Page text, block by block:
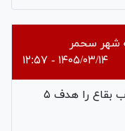
۱۴۰۵/۰۳/۱۴ - ۱۲:۵۷
رژیم صهیونیستی شهر سحمر در غرب بقاع را هدف ۵